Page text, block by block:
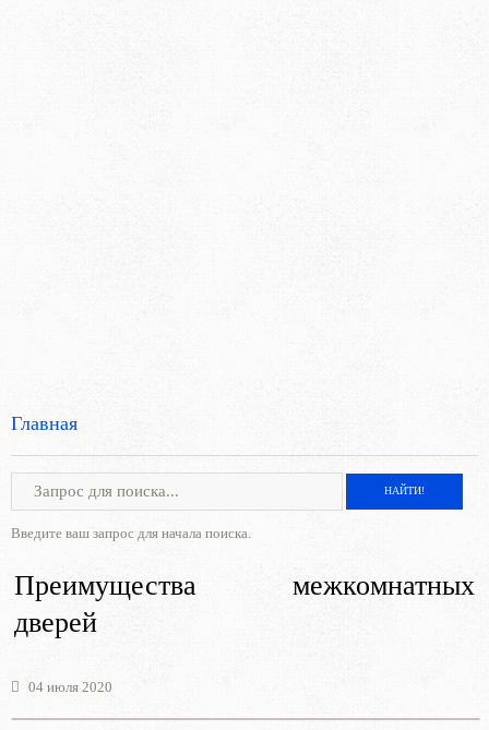
Главная
Введите ваш запрос для начала поиска.
Преимущества межкомнатных
дверей
04 июля 2020